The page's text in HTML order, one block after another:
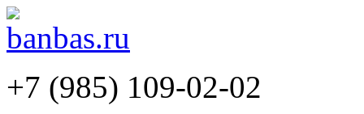
+7 (985) 109-02-02